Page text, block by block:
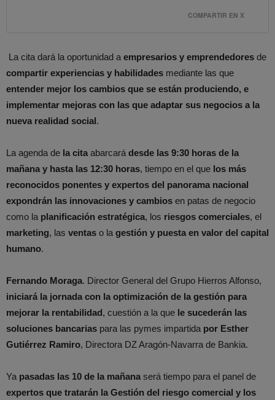
COMPARTIR EN X
La cita dará la oportunidad a empresarios y emprendedores de
compartir experiencias y habilidades mediante las que
entender mejor los cambios que se están produciendo, e
implementar mejoras con las que adaptar sus negocios a la
nueva realidad social.
La agenda de la cita abarcará desde las 9:30 horas de la
mañana y hasta las 12:30 horas, tiempo en el que los más
reconocidos ponentes y expertos del panorama nacional
expondrán las innovaciones y cambios en patas de negocio
como la planificación estratégica, los riesgos comerciales, el
marketing, las ventas o la gestión y puesta en valor del capital
humano.
Fernando Moraga. Director General del Grupo Hierros Alfonso,
iniciará la jornada con la optimización de la gestión para
mejorar la rentabilidad, cuestión a la que le sucederán las
soluciones bancarias para las pymes impartida por Esther
Gutiérrez Ramiro, Directora DZ Aragón-Navarra de Bankia.
Ya pasadas las 10 de la mañana será tiempo para el panel de
expertos que tratarán la Gestión del riesgo comercial y los